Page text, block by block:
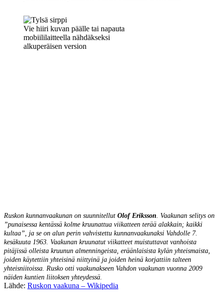
Vie hiiri kuvan päälle tai napauta
mobiililaitteella nähdäkseksi
alkuperäisen version
Ruskon kunnanvaakunan on suunnitellut Olof Eriksson . Vaakunan selitys on
”punaisessa kentässä kolme kruunattua viikatteen terää alakkain; kaikki
kultaa”, ja se on alun perin vahvistettu kunnanvaakunaksi Vahdolle 7.
kesäkuuta 1963. Vaakunan kruunatut viikatteet muistuttavat vanhoista
pitäjissä olleista kruunun almenningeista, eräänlaisista kylän yhteismaista,
joiden käytettiin yhteisinä niittyinä ja joiden heinä korjattiin talteen
yhteisniitoissa. Rusko otti vaakunakseen Vahdon vaakunan vuonna 2009
näiden kuntien liitoksen yhteydessä.
Lähde: Ruskon vaakuna – Wikipedia